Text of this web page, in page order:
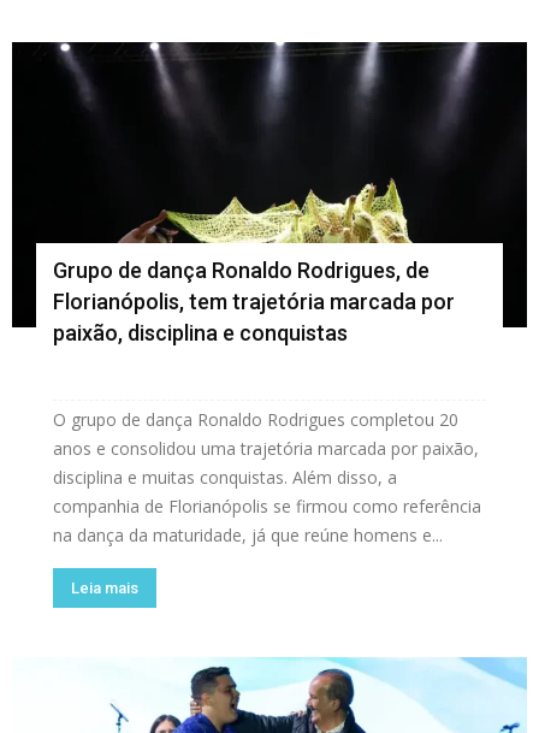
Grupo de dança Ronaldo Rodrigues, de
Florianópolis, tem trajetória marcada por
paixão, disciplina e conquistas
O grupo de dança Ronaldo Rodrigues completou 20
anos e consolidou uma trajetória marcada por paixão,
disciplina e muitas conquistas. Além disso, a
companhia de Florianópolis se firmou como referência
na dança da maturidade, já que reúne homens e...
Leia mais